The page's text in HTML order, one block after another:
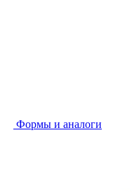
Формы и аналоги